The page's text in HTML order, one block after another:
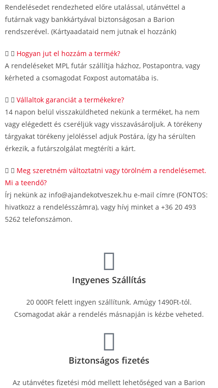
Rendelésedet rendezheted előre utalással, utánvéttel a
futárnak vagy bankkártyával biztonságosan a Barion
rendszerével. (Kártyaadataid nem jutnak el hozzánk)
Hogyan jut el hozzám a termék?
A rendeléseket MPL futár szállítja házhoz, Postapontra, vagy
kérheted a csomagodat Foxpost automatába is.
Vállaltok garanciát a termékekre?
14 napon belül visszaküldheted nekünk a terméket, ha nem
vagy elégedett és cseréljük vagy visszavásároljuk. A törékeny
tárgyakat törékeny jelöléssel adjuk Postára, így ha sérülten
érkezik, a futárszolgálat megtéríti a kárt.
Meg szeretném változtatni vagy törölném a rendelésemet.
Mi a teendő?
Írj nekünk az info@ajandekotveszek.hu e-mail címre (FONTOS:
hivatkozz a rendelésszámra), vagy hívj minket a +36 20 493
5262 telefonszámon.
Ingyenes Szállítás
20 000Ft felett ingyen szállítunk. Amúgy 1490Ft-tól.
Csomagodat akár a rendelés másnapján is kézbe veheted.
Biztonságos fizetés
Az utánvétes fizetési mód mellett lehetőséged van a Barion